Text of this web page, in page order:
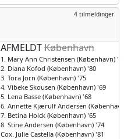
4 tilmeldinger
AFMELDTKøbenhavn
1. Mary Ann Christensen (København)
2. Diana Kofod (København) '80
3. Tora Jorn (København) '75
4. Vibeke Skousen (København) '69
5. Lena Basse (København) '68
6. Annette Kjærulf Andersen
7. Betina Holck (København) '65
8. Stine Andersen (København) '74
Cox. Julie Castella (København) '81